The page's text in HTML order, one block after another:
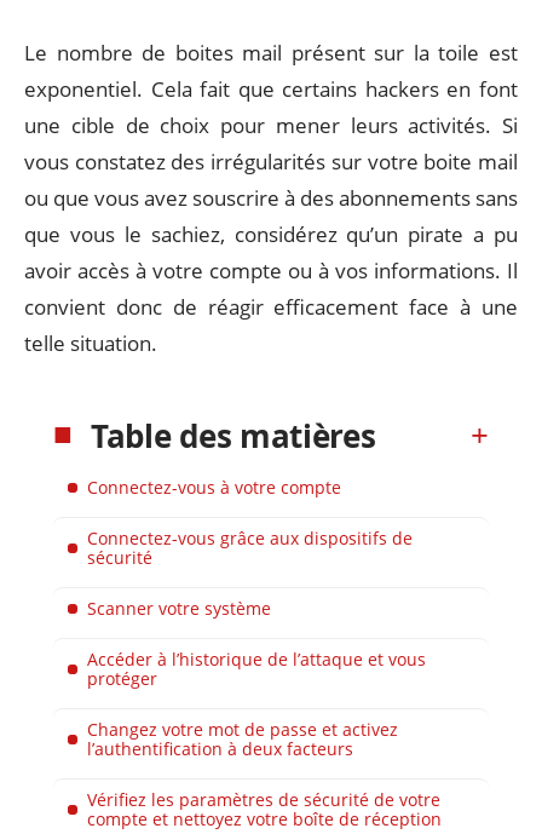
Le nombre de boites mail présent sur la toile est
exponentiel. Cela fait que certains hackers en font
une cible de choix pour mener leurs activités. Si
vous constatez des irrégularités sur votre boite mail
ou que vous avez souscrire à des abonnements sans
que vous le sachiez, considérez qu’un pirate a pu
avoir accès à votre compte ou à vos informations. Il
convient donc de réagir efficacement face à une
telle situation.
Table des matières
Connectez-vous à votre compte
Connectez-vous grâce aux dispositifs de
sécurité
Scanner votre système
Accéder à l’historique de l’attaque et vous
protéger
Changez votre mot de passe et activez
l’authentification à deux facteurs
Vérifiez les paramètres de sécurité de votre
compte et nettoyez votre boîte de réception